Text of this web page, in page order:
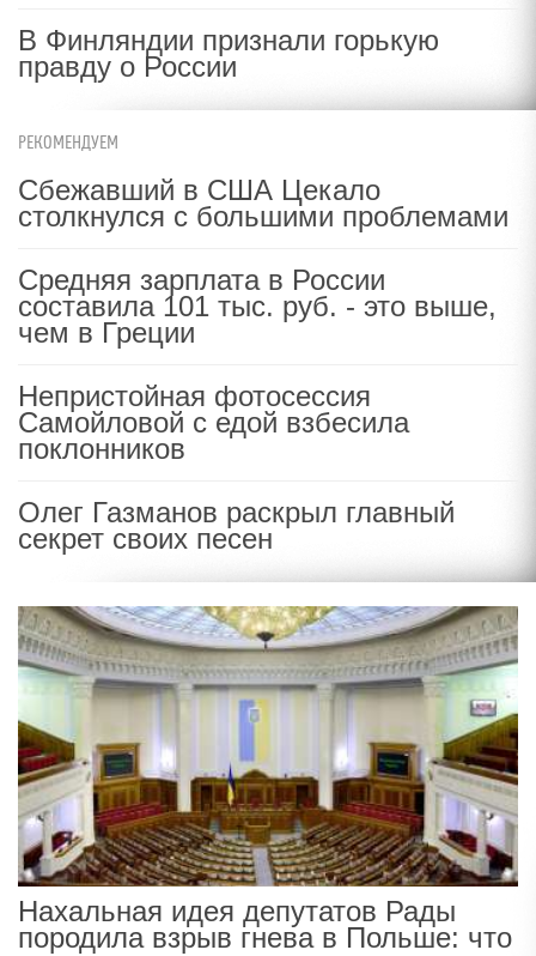
В Финляндии признали горькую
правду о России
РЕКОМЕНДУЕМ
Сбежавший в США Цекало
столкнулся с большими проблемами
Средняя зарплата в России
составила 101 тыс. руб. - это выше,
чем в Греции
Непристойная фотосессия
Самойловой с едой взбесила
поклонников
Олег Газманов раскрыл главный
секрет своих песен
Нахальная идея депутатов Рады
породила взрыв гнева в Польше: что